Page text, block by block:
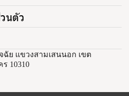
นตัว
ฉัย แขวงสามเสนนอก เขต
10310